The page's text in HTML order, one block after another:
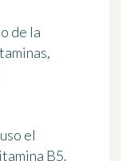
de la
el
B5.